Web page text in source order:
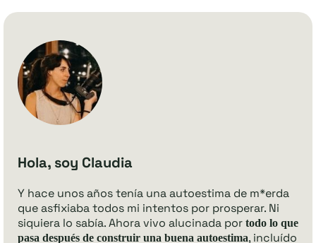
Hola, soy Claudia
Y hace unos años tenía una autoestima de m*erda
que asfixiaba todos mi intentos por prosperar. Ni
siquiera lo sabía. Ahora vivo alucinada por todo lo que
pasa después de construir una buena autoestima, incluído